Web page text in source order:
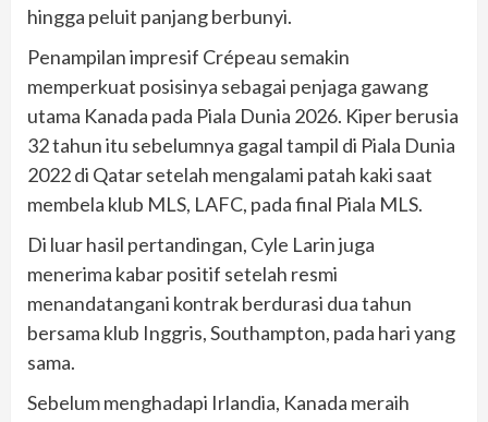
hingga peluit panjang berbunyi.
Penampilan impresif Crépeau semakin
memperkuat posisinya sebagai penjaga gawang
utama Kanada pada Piala Dunia 2026. Kiper berusia
32 tahun itu sebelumnya gagal tampil di Piala Dunia
2022 di Qatar setelah mengalami patah kaki saat
membela klub MLS, LAFC, pada final Piala MLS.
Di luar hasil pertandingan, Cyle Larin juga
menerima kabar positif setelah resmi
menandatangani kontrak berdurasi dua tahun
bersama klub Inggris, Southampton, pada hari yang
sama.
Sebelum menghadapi Irlandia, Kanada meraih